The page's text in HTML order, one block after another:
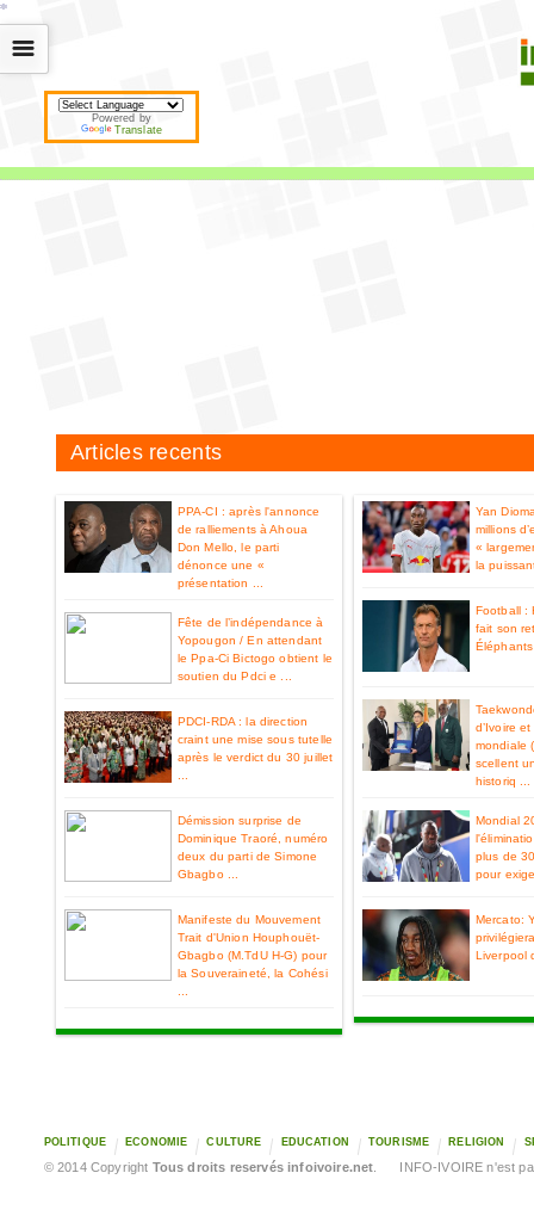
*
*
*
*
*
*
*
*
*
*
*
*
*
*
*
*
*
*
*
*
*
*
*
*
*
*
*
*
*
*
*
*
*
*
*
*
Powered by
Translate
☰
Articles recents
PPA-CI : après l'annonce
de ralliements à Ahoua
Don Mello, le parti
dénonce une «
présentation ...
Fête de l’indépendance à
Yopougon / En attendant
le Ppa-Ci Bictogo obtient le
soutien du Pdci e ...
PDCI-RDA : la direction
craint une mise sous tutelle
après le verdict du 30 juillet
Démission surprise de
Dominique Traoré, numéro
deux du parti de Simone
Gbagbo ...
Manifeste du Mouvement
Trait d'Union Houphouët-
Gbagbo (M.TdU H-G) pour
la Souveraineté, la Cohési
Yan
millions
«
la
Football :
fait son
d’Ivoire
mondiale
scellent
historiq ...
Mondial
plus de
pour
Mercato:
Liverpool
POLITIQUE ECONOMIE CULTURE EDUCATION TOURISME RELIGION
© 2014 Copyright Tous droits reservés infoivoire.net . INFO-IVOIRE n'est